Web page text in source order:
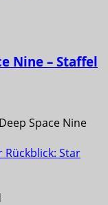
Nine – Staffel
Space Nine
Star